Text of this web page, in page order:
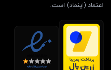
اعتماد (اینماد) است.